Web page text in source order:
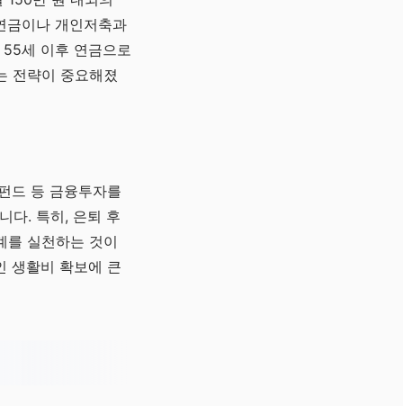
금이나 개인저축과
세 이후 연금으로
전략이 중요해졌
드 등 금융투자를
다. 특히, 은퇴 후
를 실천하는 것이
생활비 확보에 큰